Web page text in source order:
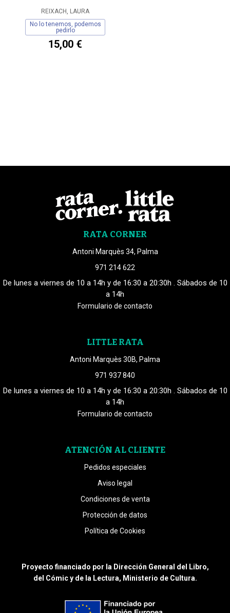
REIXACH, LAURA
No lo tenemos, podemos
pedirlo
15,00 €
RATA CORNER
Antoni Marquès 34, Palma
971 214 622
De lunes a viernes de 10 a 14h y de 16:30 a 20:30h . Sábados de 10
a 14h
Formulario de contacto
LITTLE RATA
Antoni Marquès 30B, Palma
971 937 840
De lunes a viernes de 10 a 14h y de 16:30 a 20:30h . Sábados de 10
a 14h
Formulario de contacto
ATENCIÓN AL CLIENTE
Pedidos especiales
Aviso legal
Condiciones de venta
Protección de datos
Política de Cookies
Proyecto financiado por la Dirección General del Libro,
del Cómic y de la Lectura, Ministerio de Cultura.